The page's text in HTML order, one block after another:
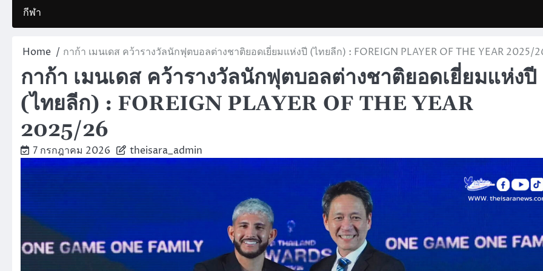
กีฬา
Home กาก้า เมนเดส คว้ารางวัลนักฟุตบอลต่างชาติยอดเยี่ยมแห่งปี (ไทยลีก) : FOREIGN PLAYER OF THE YEAR 2025/
กาก้า เมนเดส คว้ารางวัลนักฟุตบอลต่างชาติยอดเยี่ยมแห่งปี
(ไทยลีก) : FOREIGN PLAYER OF THE YEAR
2025/26
7 กรกฎาคม 2026 theisara_admin